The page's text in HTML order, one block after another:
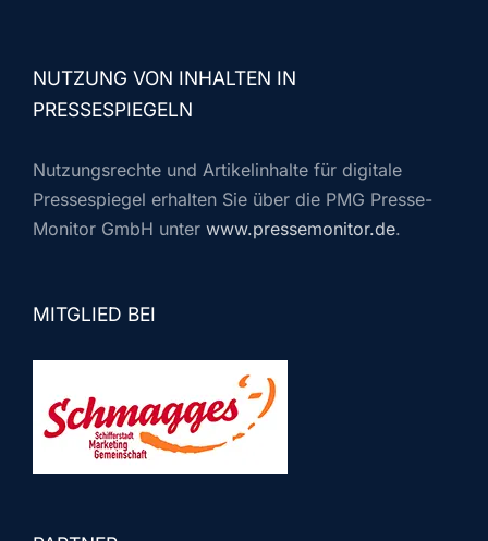
NUTZUNG VON INHALTEN IN
PRESSESPIEGELN
Nutzungsrechte und Artikelinhalte für digitale
Pressespiegel erhalten Sie über die PMG Presse-
Monitor GmbH unter www.pressemonitor.de.
MITGLIED BEI